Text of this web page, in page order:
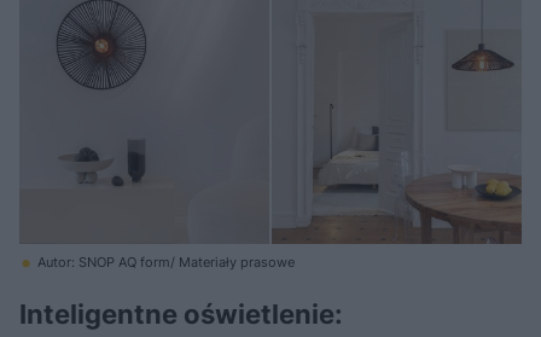
Autor: SNOP AQ form/ Materiały prasowe
Inteligentne oświetlenie: